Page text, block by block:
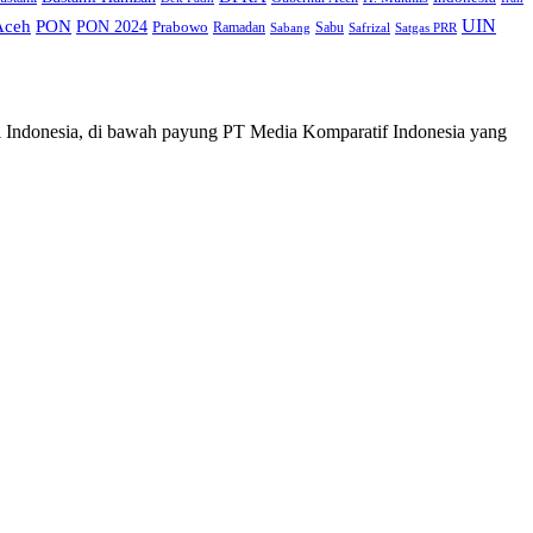
PON PON 2024 Prabowo Ramadan Sabang Sabu Safrizal Satgas PRR UIN
di bawah payung PT Media Komparatif Indonesia yang